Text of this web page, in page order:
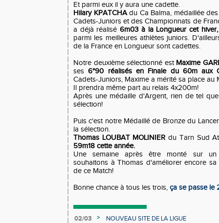
Et parmi eux il y aura une cadette.
Hilary KPATCHAdu Ca Balma, médaillée
Cadets-Juniors et des Championnats de
a déjà réalisé6m03 à la Longueur cet hiver,
parmi les meilleures athlètes juniors.
de la France en Longueur sont cadettes.
Notre deuxième sélectionné estMaxime
ses6"90 réalisés en Finale du 60m aux
Cadets-Juniors, Maxime a mérité sa place au
Il prendra même part au relais 4x200m!
Après une médaille d'Argent, rien de tel
sélection!
Puis c'est notre Médaillé de Bronze du
la sélection.
Thomas LOUBAT MOLINIER du Tarn Sud
59m18 cette année.
Une semaine après être monté sur un
souhaitons à Thomas d'améliorer encore
de ce Match!
Bonne chance à tous les trois, ça se passe le
02/03 >
NOUVEAU SITE DE LA LIGUE